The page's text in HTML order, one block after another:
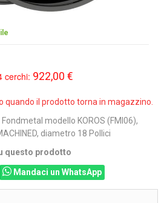
cerchi: 922,00 €
quando il prodotto torna in magazzino.
modello KOROS (FMI06),
diametro 18 Pollici
questo prodotto
Mandaci un WhatsApp